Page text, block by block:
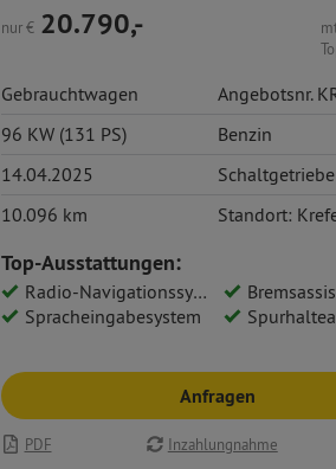
nur € 20.790,-
Gebrauchtwagen
Angebotsnr.
96 KW (131 PS)
Benzin
14.04.2025
Schaltgetriebe
10.096 km
Standort:
Top-Ausstattungen:
Radio-Navigationssystem: Multimedia Navi Pro 10
Spracheingabesystem
Anfragen
PDF Inzahlungnahme